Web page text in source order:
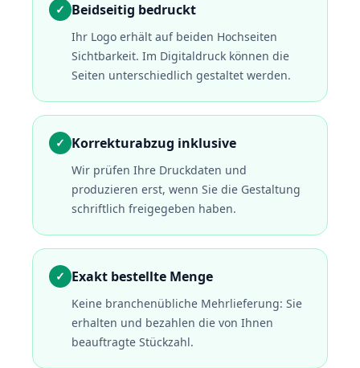
✓ Beidseitig bedruckt
Ihr Logo erhält auf beiden Hochseiten
Sichtbarkeit. Im Digitaldruck können die
Seiten unterschiedlich gestaltet werden.
✓ Korrekturabzug inklusive
Wir prüfen Ihre Druckdaten und
produzieren erst, wenn Sie die Gestaltung
schriftlich freigegeben haben.
✓ Exakt bestellte Menge
Keine branchenübliche Mehrlieferung: Sie
erhalten und bezahlen die von Ihnen
beauftragte Stückzahl.